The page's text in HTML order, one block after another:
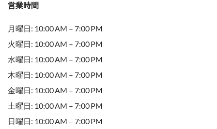
営業時間
月曜日: 10:00 AM – 7:00 PM
火曜日: 10:00 AM – 7:00 PM
水曜日: 10:00 AM – 7:00 PM
木曜日: 10:00 AM – 7:00 PM
金曜日: 10:00 AM – 7:00 PM
土曜日: 10:00 AM – 7:00 PM
日曜日: 10:00 AM – 7:00 PM